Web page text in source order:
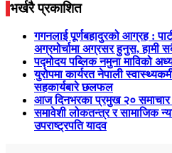
भर्खरै प्रकाशित
गगनलाई पूर्णबहादुरको आग्रह :
अग्रमोर्चामा अग्रसर हुनुस, हामी
पद्मोदय पब्लिक नमुना माविको
युरोपमा कार्यरत नेपाली
सहकार्यबारे छलफल
आज दिनभरका प्रमुख २० समाचार
समावेशी लोकतन्त्र र सामाजिक
उपराष्ट्रपति यादव